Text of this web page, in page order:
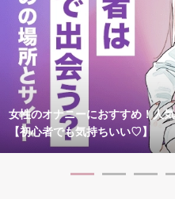
女性のオナニーにおすすめ！人
【初心者でも気持ちいい♡】